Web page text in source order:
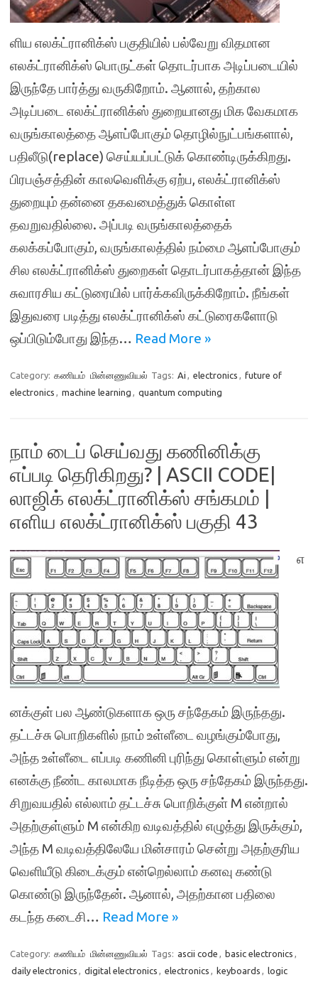
ளிய எலக்ட்ரானிக்ஸ் பகுதியில் பல்வேறு விதமான
எலக்ட்ரானிக்ஸ் பொருட்கள் தொடர்பாக அடிப்படையில்
இருந்தே பார்த்து வருகிறோம். ஆனால், தற்கால
அடிப்படை எலக்ட்ரானிக்ஸ் துறையானது மிக வேகமாக
வருங்காலத்தை ஆளப்போகும் தொழில்நுட்பங்களால்,
பதிலீடு(replace) செய்யப்பட்டுக் கொண்டிருக்கிறது.
பிரபஞ்சத்தின் காலவெளிக்கு ஏற்ப, எலக்ட்ரானிக்ஸ்
துறையும் தன்னை தகவமைத்துக் கொள்ள
தவறுவதில்லை. அப்படி வருங்காலத்தைக்
கலக்கப்போகும், வருங்காலத்தில் நம்மை ஆளப்போகும்
சில எலக்ட்ரானிக்ஸ் துறைகள் தொடர்பாகத்தான் இந்த
சுவாரசிய கட்டுரையில் பார்க்கவிருக்கிறோம். நீங்கள்
இதுவரை படித்து எலக்ட்ரானிக்ஸ் கட்டுரைகளோடு
ஒப்பிடும்போது இந்த… Read More »
Category: கணியம் மின்னணுவியல் Tags: Ai , electronics , future of
electronics , machine learning , quantum computing
நாம் டைப் செய்வது கணினிக்கு
எப்படி தெரிகிறது? | ASCII CODE|
லாஜிக் எலக்ட்ரானிக்ஸ் சங்கமம் |
எளிய எலக்ட்ரானிக்ஸ் பகுதி 43
எ
னக்குள் பல ஆண்டுகளாக ஒரு சந்தேகம் இருந்தது.
தட்டச்சு பொறிகளில் நாம் உள்ளீடை வழங்கும்போது,
அந்த உள்ளீடை எப்படி கணினி புரிந்து கொள்ளும் என்று
எனக்கு நீண்ட காலமாக நீடித்த ஒரு சந்தேகம் இருந்தது.
சிறுவயதில் எல்லாம் தட்டச்சு பொறிக்குள் M என்றால்
அதற்குள்ளும் M என்கிற வடிவத்தில் எழுத்து இருக்கும்,
அந்த M வடிவத்திலேயே மின்சாரம் சென்று அதற்குரிய
வெளியீடு கிடைக்கும் என்றெல்லாம் கனவு கண்டு
கொண்டு இருந்தேன். ஆனால், அதற்கான பதிலை
கடந்த கடைசி… Read More »
Category: கணியம் மின்னணுவியல் Tags: ascii code , basic electronics ,
daily electronics , digital electronics , electronics , keyboards , logic